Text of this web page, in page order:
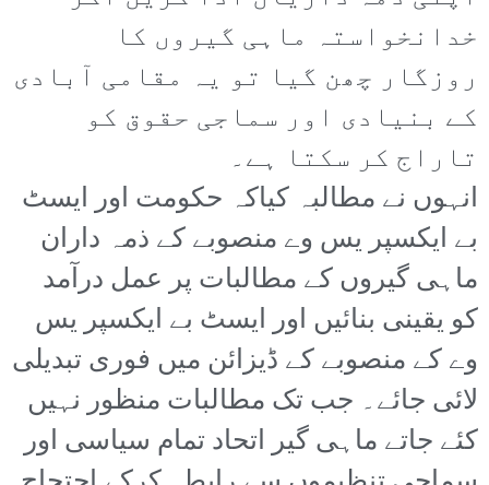
خدانخواستہ ماہی گیروں کا
روزگار چھن گیا تو یہ مقامی آبادی
کے بنیادی اور سماجی حقوق کو
تاراج کر سکتا ہے۔
انہوں نے مطالبہ کیاکہ حکومت اور ایسٹ
بے ایکسپر یس وے منصوبے کے ذمہ داران
ماہی گیروں کے مطالبات پر عمل درآمد
کو یقینی بنائیں اور ایسٹ بے ایکسپر یس
وے کے منصوبے کے ڈیزائن میں فوری تبدیلی
لائی جائے۔ جب تک مطالبات منظور نہیں
کئے جاتے ماہی گیر اتحاد تمام سیاسی اور